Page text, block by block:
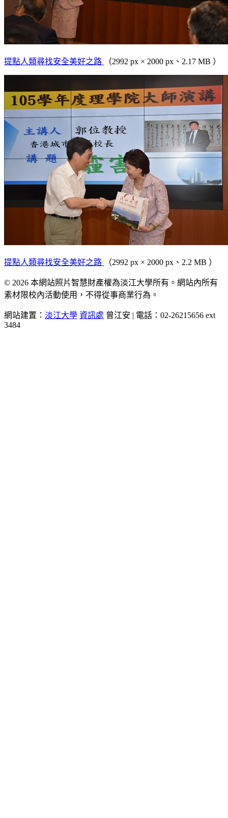
提點人類尋找安全美好之路 （2992 px × 2000 px、2.17 MB ）
提點人類尋找安全美好之路 （2992 px × 2000 px、2.2 MB ）
© 2026 本網站照片智慧財產權為淡江大學所有。網站內所有
素材限校內活動使用，不得從事商業行為。
網站建置： 淡江大學 資訊處 曾江安 | 電話：02-26215656 ext
3484